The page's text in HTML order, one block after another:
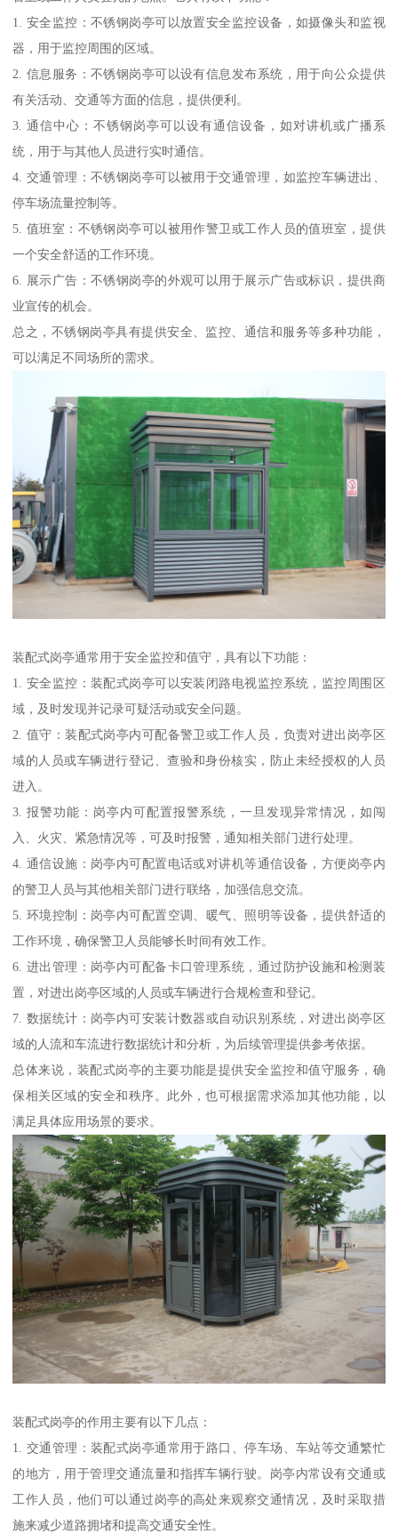
1. 安全监控：不锈钢岗亭可以放置安全监控设备，如摄像头和监视
器，用于监控周围的区域。
2. 信息服务：不锈钢岗亭可以设有信息发布系统，用于向公众提供
有关活动、交通等方面的信息，提供便利。
3. 通信中心：不锈钢岗亭可以设有通信设备，如对讲机或广播系
统，用于与其他人员进行实时通信。
4. 交通管理：不锈钢岗亭可以被用于交通管理，如监控车辆进出、
停车场流量控制等。
5. 值班室：不锈钢岗亭可以被用作警卫或工作人员的值班室，提供
一个安全舒适的工作环境。
6. 展示广告：不锈钢岗亭的外观可以用于展示广告或标识，提供商
业宣传的机会。
总之，不锈钢岗亭具有提供安全、监控、通信和服务等多种功能，
可以满足不同场所的需求。
装配式岗亭通常用于安全监控和值守，具有以下功能：
1. 安全监控：装配式岗亭可以安装闭路电视监控系统，监控周围区
域，及时发现并记录可疑活动或安全问题。
2. 值守：装配式岗亭内可配备警卫或工作人员，负责对进出岗亭区
域的人员或车辆进行登记、查验和身份核实，防止未经授权的人员
进入。
3. 报警功能：岗亭内可配置报警系统，一旦发现异常情况，如闯
入、火灾、紧急情况等，可及时报警，通知相关部门进行处理。
4. 通信设施：岗亭内可配置电话或对讲机等通信设备，方便岗亭内
的警卫人员与其他相关部门进行联络，加强信息交流。
5. 环境控制：岗亭内可配置空调、暖气、照明等设备，提供舒适的
工作环境，确保警卫人员能够长时间有效工作。
6. 进出管理：岗亭内可配备卡口管理系统，通过防护设施和检测装
置，对进出岗亭区域的人员或车辆进行合规检查和登记。
7. 数据统计：岗亭内可安装计数器或自动识别系统，对进出岗亭区
域的人流和车流进行数据统计和分析，为后续管理提供参考依据。
总体来说，装配式岗亭的主要功能是提供安全监控和值守服务，确
保相关区域的安全和秩序。此外，也可根据需求添加其他功能，以
满足具体应用场景的要求。
装配式岗亭的作用主要有以下几点：
1. 交通管理：装配式岗亭通常用于路口、停车场、车站等交通繁忙
的地方，用于管理交通流量和指挥车辆行驶。岗亭内常设有交通或
工作人员，他们可以通过岗亭的高处来观察交通情况，及时采取措
施来减少道路拥堵和提高交通安全性。